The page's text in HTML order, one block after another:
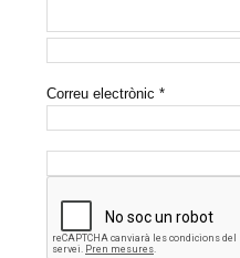
Correu electrònic*